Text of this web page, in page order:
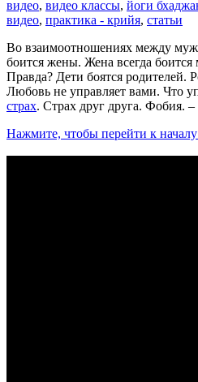
видео, видео классы, йоги
видео, практика - крийя, статьи
Во взаимоотношениях между
боится жены. Жена всегда
Правда? Дети боятся родителей.
Любовь не управляет вами. Что
страх. Страх друг друга. Фобия. –
Нажмите, чтобы перейти к